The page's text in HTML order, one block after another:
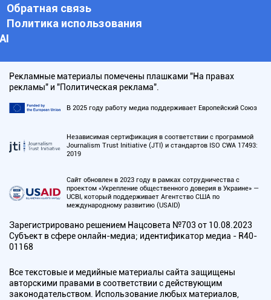
Обратная связь
Политика использования
АI
Рекламные материалы помечены плашками "На правах
рекламы" и "Политическая реклама".
В 2025 году работу медиа поддерживает Европейский Союз
Независимая сертификация в соответствии с программой
Journalism Trust Initiative (JTI) и стандартов ISO CWA 17493:
2019
Сайт обновлен в 2023 году в рамках сотрудничества с
проектом «Укрепление общественного доверия в Украине» —
UCBI, который поддерживает Агентство США по
международному развитию (USAID)
Зарегистрировано решением Нацсовета №703 от 10.08.2023
Субъект в сфере онлайн-медиа; идентификатор медиа - R40-
01168
Все текстовые и медийные материалы сайта защищены
авторскими правами в соответствии с действующим
законодательством. Использование любых материалов,